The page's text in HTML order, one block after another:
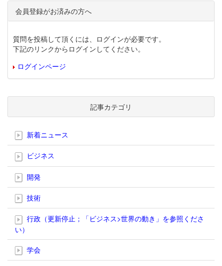
会員登録がお済みの方へ
質問を投稿して頂くには、ログインが必要です。
下記のリンクからログインしてください。
ログインページ
記事カテゴリ
新着ニュース
ビジネス
開発
技術
行政（更新停止；「ビジネス>世界の動き」を参照くださ
い）
学会